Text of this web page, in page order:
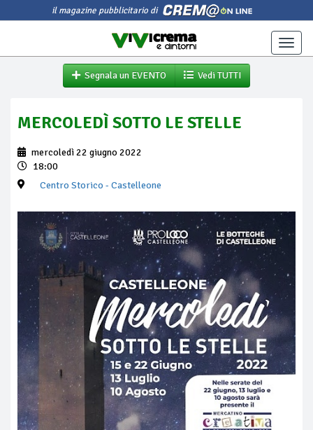
il magazine pubblicitario di
Toggle
Segnala un EVENTO
Vedi TUTTI
MERCOLEDÌ SOTTO LE STELLE
mercoledì 22 giugno 2022
18:00
Centro Storico - Castelleone